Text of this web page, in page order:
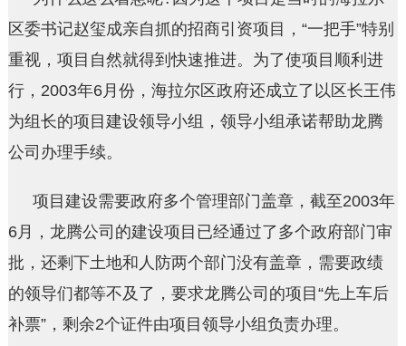
区委书记赵玺成亲自抓的招商引资项目，“一把手”特别
重视，项目自然就得到快速推进。为了使项目顺利进
行，2003年6月份，海拉尔区政府还成立了以区长王伟
为组长的项目建设领导小组，领导小组承诺帮助龙腾
公司办理手续。
项目建设需要政府多个管理部门盖章，截至2003年
6月，龙腾公司的建设项目已经通过了多个政府部门审
批，还剩下土地和人防两个部门没有盖章，需要政绩
的领导们都等不及了，要求龙腾公司的项目“先上车后
补票”，剩余2个证件由项目领导小组负责办理。